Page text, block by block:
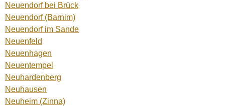
Neuendorf bei Brück
Neuendorf (Barnim)
Neuendorf im Sande
Neuenfeld
Neuenhagen
Neuentempel
Neuhardenberg
Neuhausen
Neuheim (Zinna)